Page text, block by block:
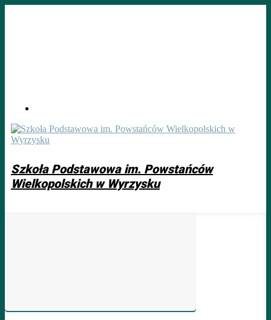
Szkoła Podstawowa im. Powstańców
Wielkopolskich w Wyrzysku